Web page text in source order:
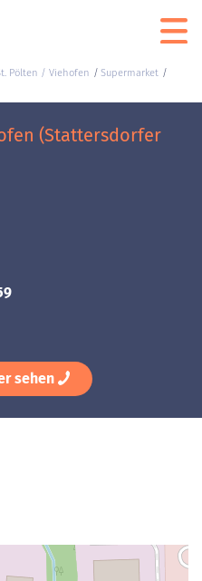
Pölten / Viehofen
Supermarket
(Stattersdorfer
sehen